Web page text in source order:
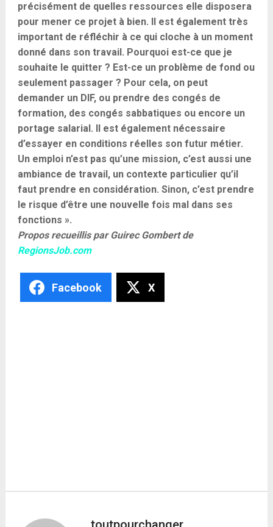
précisément de quelles ressources elle disposera
pour mener ce projet à bien. Il est également très
important de réfléchir à ce qui cloche à un moment
donné dans son travail. Pourquoi est-ce que je
souhaite le quitter ? Est-ce un problème de fond ou
seulement passager ? Pour cela, on peut
demander un DIF, ou prendre des congés de
formation, des congés sabbatiques ou encore un
portage salarial. Il est également nécessaire
d’essayer en conditions réelles son futur métier.
Un emploi n’est pas qu’une mission, c’est aussi une
ambiance de travail, un contexte particulier qu’il
faut prendre en considération. Sinon, c’est prendre
le risque d’être une nouvelle fois mal dans ses
fonctions ».
Propos recueillis par Guirec Gombert de
RegionsJob.com
Facebook X